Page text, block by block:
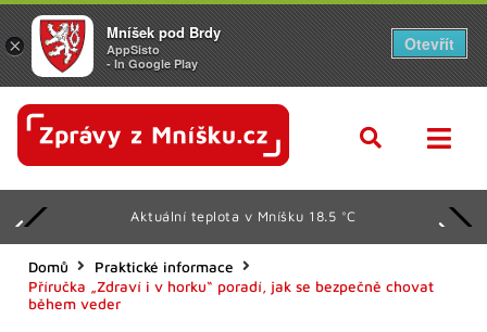
Aktuální teplota v Mníšku 18.5 °C
Domů
Praktické informace
Příručka „Zdraví i v horku“ poradí, jak se bezpečně chovat
během veder
×
Mníšek pod Brdy
AppSisto
- In Google Play
Otevřít